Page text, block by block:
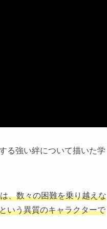
る強い絆について描いた学
、数々の困難を乗り越えな
いう異質のキャラクターで